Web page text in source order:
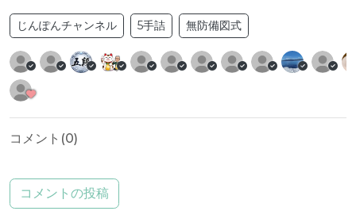
じんぽんチャンネル 5手詰 無防備図式
コメント(0)
コメントの投稿